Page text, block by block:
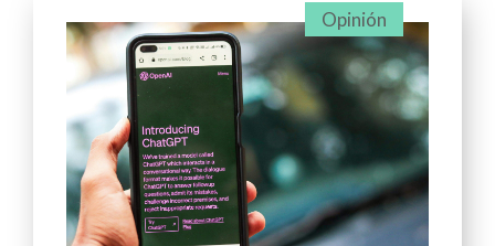
Opinión